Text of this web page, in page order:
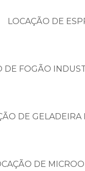
LOCAÇÃO DE
DE FOGÃO
DE
DE